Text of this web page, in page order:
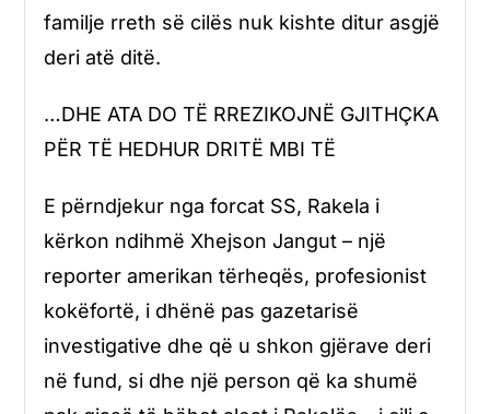
familje rreth së cilës nuk kishte ditur asgjë
deri atë ditë.
…DHE ATA DO TË RREZIKOJNË GJITHÇKA
PËR TË HEDHUR DRITË MBI TË
E përndjekur nga forcat SS, Rakela i
kërkon ndihmë Xhejson Jangut – një
reporter amerikan tërheqës, profesionist
kokëfortë, i dhënë pas gazetarisë
investigative dhe që u shkon gjërave deri
në fund, si dhe një person që ka shumë